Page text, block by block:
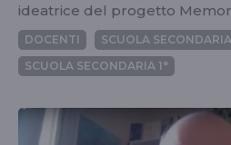
ideatrice del progetto
DOCENTI
SCUOLA
SCUOLA SECONDARIA 1°